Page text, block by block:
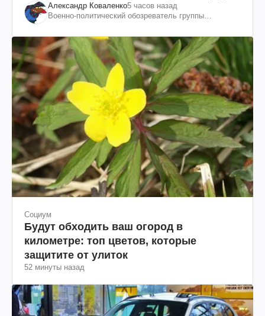
как это удалось
Александр Коваленко5 часов назад
Военно-политический обозреватель группы
Социум
Будут обходить ваш огород в
километре: топ цветов, которые
защитите от улиток
52 минуты назад